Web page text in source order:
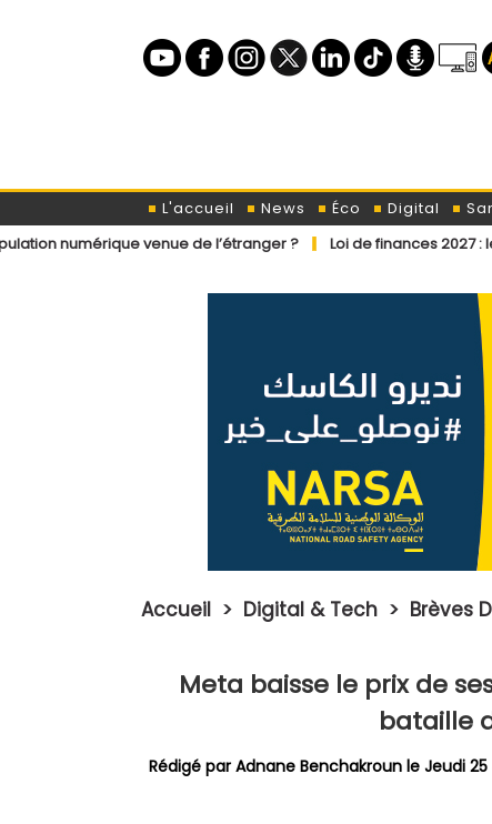
L'accueil News Éco Digital
venue de l’étranger ?
Loi de finances 2027 : les
Accueil > Digital & Tech > Brèves
Meta baisse le prix de
bataille
Rédigé parAdnane Benchakroun le Jeudi